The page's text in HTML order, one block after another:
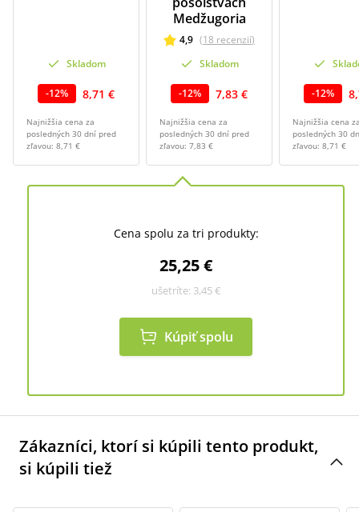
Skladom
-12% 8,71 €
Najnižšia cena za
posledných 30 dní pred
zľavou: 8,71 €
Medžugoria
4,9 (18 recenzií)
Skladom
-12% 7,83 €
Najnižšia cena za
posledných 30 dní pred
zľavou: 7,83 €
-12%
Najnižšia cena
posledných 30
zľavou: 8,71 €
Cena spolu za tri produkty:
25,25 €
ušetríte: 3,45 €
Kúpiť spolu
Zákazníci, ktorí si kúpili tento produkt,
si kúpili tiež